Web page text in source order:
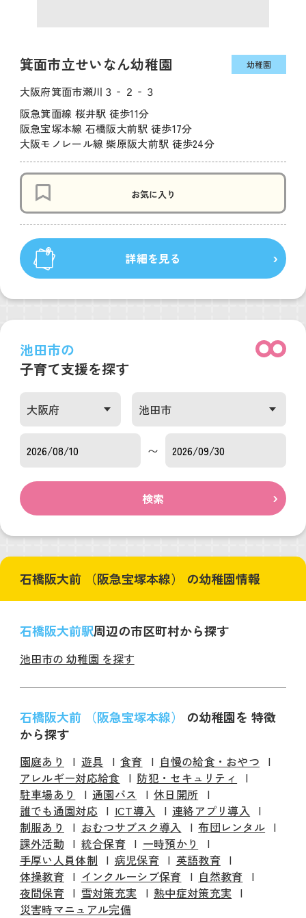
箕面市立せいなん幼稚園 幼稚園
大阪府箕面市瀬川３‐２‐３
阪急箕面線 桜井駅 徒歩11分
阪急宝塚本線 石橋阪大前駅 徒歩17分
大阪モノレール線 柴原阪大前駅 徒歩24分
お気に入り
詳細を見る
池田市の
子育て支援を探す
〜
検索
石橋阪大前 （阪急宝塚本線） の幼稚園情報
石橋阪大前駅周辺の市区町村から探す
池田市の 幼稚園 を探す
石橋阪大前 （阪急宝塚本線） の幼稚園を 特徴
から探す
園庭あり 遊具 食育
自慢の給食・おやつ
アレルギー対応給食
防犯・セキュリティ
駐車場あり
通園バス
休日開所
誰でも通園対応
ICT導入
連絡アプリ導入
制服あり
おむつサブスク導入
布団レンタル
課外活動
統合保育
一時預かり
手厚い人員体制
病児保育
英語教育
体操教育
インクルーシブ保育
自然教育
夜間保育
雪対策充実
熱中症対策充実
災害時マニュアル完備